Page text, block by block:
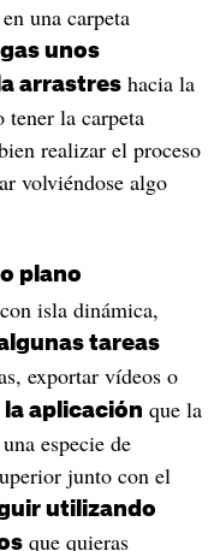
una carpeta
unos
arrastreshacia la
tener la carpeta
realizar el proceso
volviéndose algo
plano
isla dinámica,
tareas
exportar vídeos o
aplicación que la
especie de
junto con el
utilizando
que quieras